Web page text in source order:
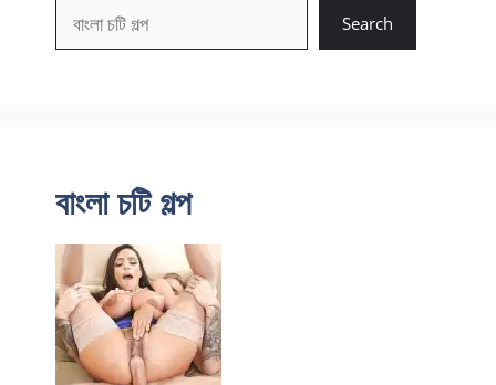
Search
বাংলা চটি গল্প